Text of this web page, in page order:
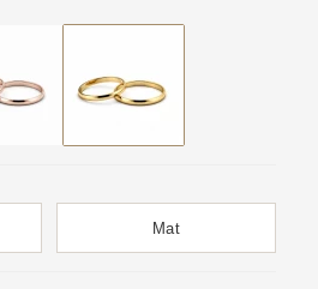
Mat